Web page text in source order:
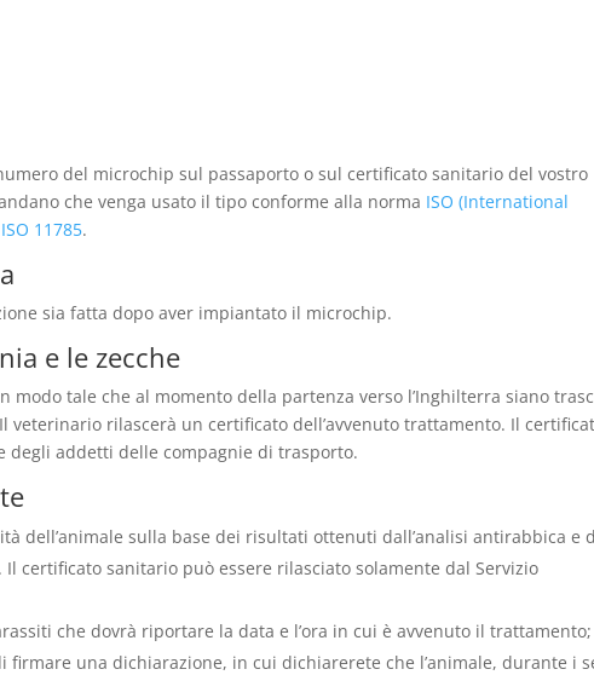
del microchip sul passaporto o sul certificato sanitario del vostro
che venga usato il tipo conforme alla norma ISO (International
11785.
sia fatta dopo aver impiantato il microchip.
e le zecche
modo tale che al momento della partenza verso l’Inghilterra siano
veterinario rilascerà un certificato dell’avvenuto trattamento. Il
addetti delle compagnie di trasporto.
dell’animale sulla base dei risultati ottenuti dall’analisi antirabbica e
certificato sanitario può essere rilasciato solamente dal Servizio
che dovrà riportare la data e l’ora in cui è avvenuto il trattamento;
firmare una dichiarazione, in cui dichiarerete che l’animale, durante i